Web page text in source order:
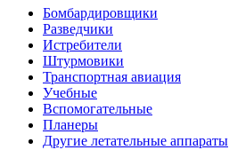
Бомбардировщики
Разведчики
Истребители
Штурмовики
Транспортная авиация
Учебные
Вспомогательные
Планеры
Другие летательные аппараты